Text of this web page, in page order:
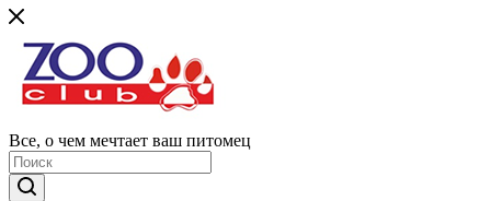
Все, о чем мечтает ваш питомец